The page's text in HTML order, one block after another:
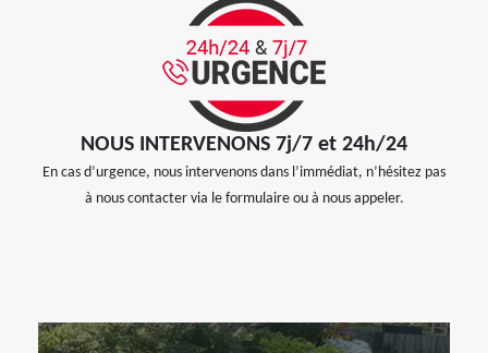
NOUS INTERVENONS 7j/7 et 24h/24
En cas d’urgence, nous intervenons dans l’immédiat, n’hésitez pas
à nous contacter via le formulaire ou à nous appeler.